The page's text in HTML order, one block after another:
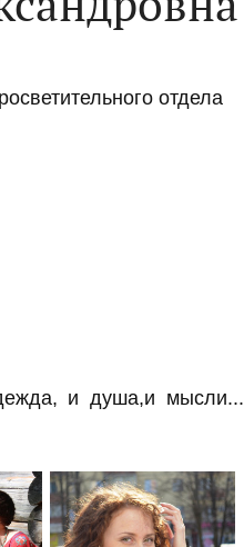
отдела
и душа,и мысли...